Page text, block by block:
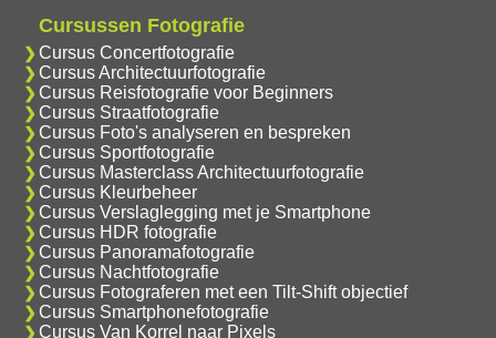
Cursussen Fotografie
Cursus Concertfotografie
Cursus Architectuurfotografie
Cursus Reisfotografie voor Beginners
Cursus Straatfotografie
Cursus Foto's analyseren en bespreken
Cursus Sportfotografie
Cursus Masterclass Architectuurfotografie
Cursus Kleurbeheer
Cursus Verslaglegging met je Smartphone
Cursus HDR fotografie
Cursus Panoramafotografie
Cursus Nachtfotografie
Cursus Fotograferen met een Tilt-Shift objectief
Cursus Smartphonefotografie
Cursus Van Korrel naar Pixels